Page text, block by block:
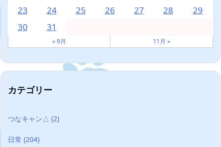
23
24 25 26 27 28
29
30
31
« 9月 11月 »
カテゴリー
つなキャン△ (2)
日常 (204)